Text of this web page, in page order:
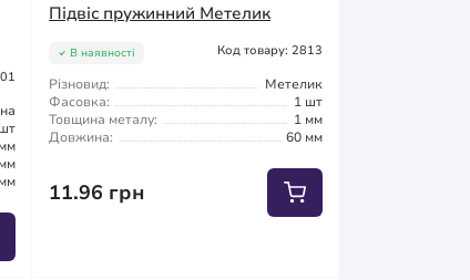
Підвіс пружинний Метелик
В наявності Код товару: 2813
Різновид:
Метелик
Фасовка:
1 шт
Товщина металу:
1 мм
Довжина:
60 мм
11.96 грн